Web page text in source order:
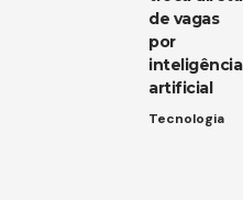
de vagas
por
inteligência
artificial
Tecnologia